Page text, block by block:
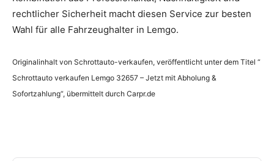
rechtlicher Sicherheit macht diesen Service zur besten
Wahl für alle Fahrzeughalter in Lemgo.
Originalinhalt von Schrottauto-verkaufen, veröffentlicht unter dem Titel “
Schrottauto verkaufen Lemgo 32657 – Jetzt mit Abholung &
Sofortzahlung“, übermittelt durch Carpr.de